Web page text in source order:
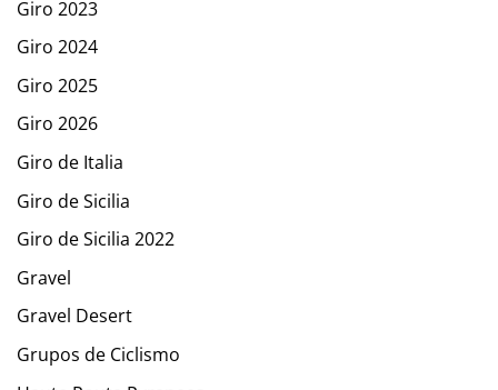
Giro 2023
Giro 2024
Giro 2025
Giro 2026
Giro de Italia
Giro de Sicilia
Giro de Sicilia 2022
Gravel
Gravel Desert
Grupos de Ciclismo